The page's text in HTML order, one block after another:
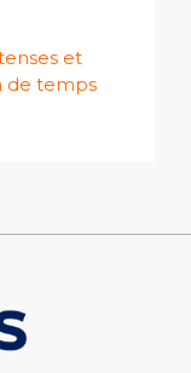
et
de temps